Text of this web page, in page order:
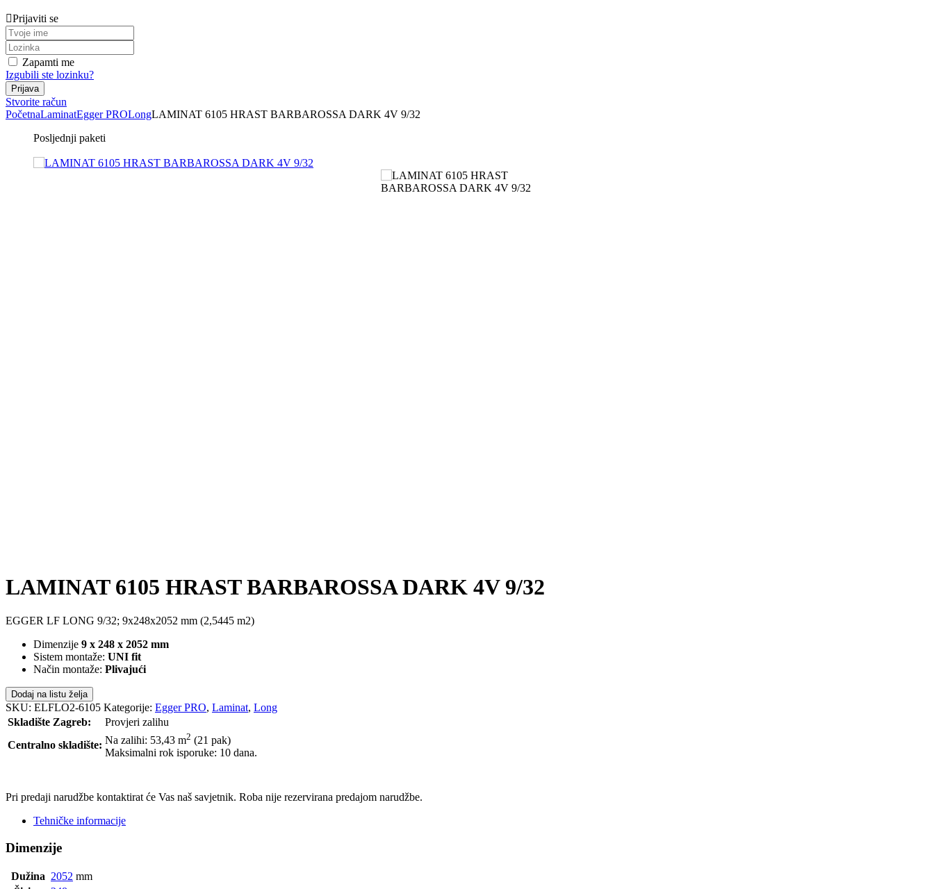
Prijaviti se
Zapamti me
Izgubili ste lozinku?
Stvorite račun
PočetnaLaminatEgger PROLongLAMINAT 6105 HRAST BARBAROSSA DARK 4V 9/32
Posljednji paketi
LAMINAT 6105 HRAST BARBAROSSA DARK 4V 9/32
EGGER LF LONG 9/32; 9x248x2052 mm (2,5445 m2)
Dimenzije 9 x 248 x 2052 mm
Sistem montaže: UNI fit
Način montaže: Plivajući
Dodaj na listu želja
SKU: ELFLO2-6105 Kategorije: Egger PRO, Laminat, Long
Skladište Zagreb:
Provjeri zalihu
Centralno skladište: Na zalihi: 53,43 m2 (21 pak)
Maksimalni rok isporuke: 10 dana.
Pri predaji narudžbe kontaktirat će Vas naš savjetnik. Roba nije rezervirana predajom narudžbe.
Tehničke informacije
Dimenzije
Dužina 2052 mm